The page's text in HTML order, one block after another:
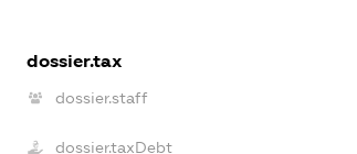
dossier.tax
dossier.staff
dossier.taxDebt